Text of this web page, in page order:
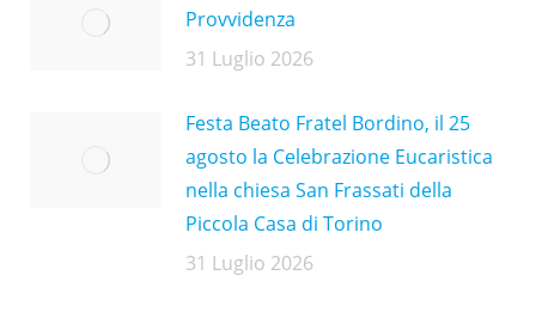
Provvidenza
31 Luglio 2026
Festa Beato Fratel Bordino, il 25
agosto la Celebrazione Eucaristica
nella chiesa San Frassati della
Piccola Casa di Torino
31 Luglio 2026